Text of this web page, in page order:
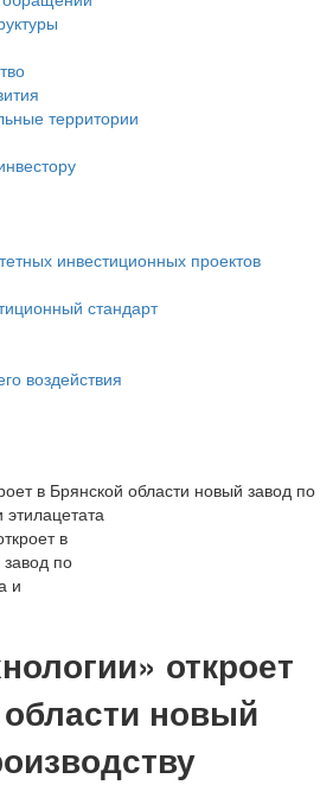
территории
инвестиционных проектов
стандарт
воздействия
в Брянской области новый завод по
этилацетата
откроет
новый